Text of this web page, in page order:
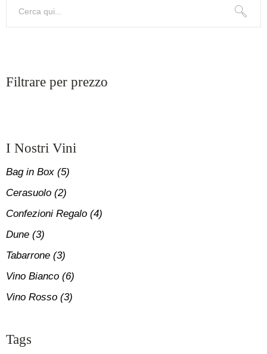
Filtrare per prezzo
I Nostri Vini
Bag in Box (5)
Cerasuolo (2)
Confezioni Regalo (4)
Dune (3)
Tabarrone (3)
Vino Bianco (6)
Vino Rosso (3)
Tags